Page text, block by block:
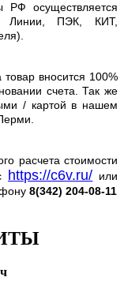
РФ осуществляется
Линии, ПЭК, КИТ,
товар вносится 100%
счета. Так же
/ картой в нашем
расчета стоимости
https://c6v.ru/ или
8(342) 204-08-11